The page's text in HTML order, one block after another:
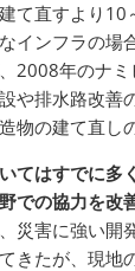
て直すより
インフラの場
2008年のナ
や排水路改善
物の建て直し
てはすでに多
での協力を改
災害に強い開
きたが、現地